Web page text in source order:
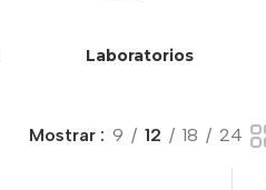
Laboratorios
Mostrar 9 12 18 24